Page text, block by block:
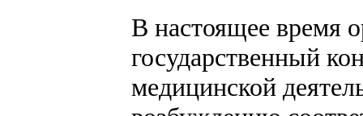
В настоящее время
государственный
медицинской